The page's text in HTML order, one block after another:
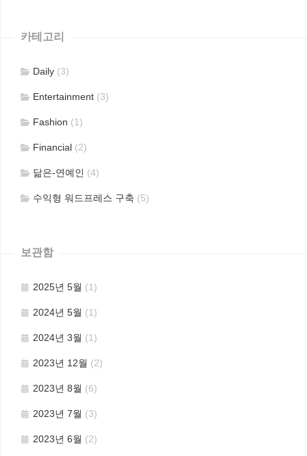
카테고리
Daily (3)
Entertainment (3)
Fashion (1)
Financial (2)
닮은-연예인 (4)
수익형 워드프레스 구축 (5)
보관함
2025년 5월 (1)
2024년 5월 (1)
2024년 3월 (1)
2023년 12월 (2)
2023년 8월 (6)
2023년 7월 (3)
2023년 6월 (2)